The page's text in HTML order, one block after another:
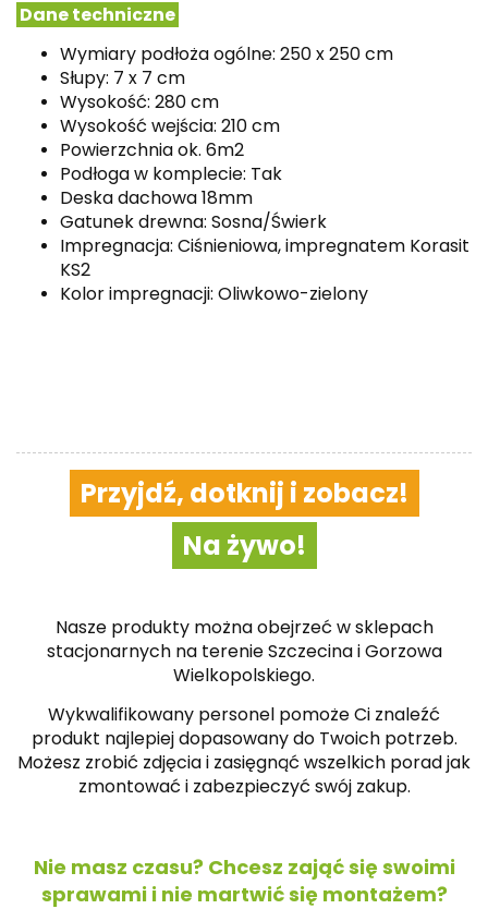
Dane techniczne
Wymiary podłoża ogólne: 250 x 250 cm
Słupy: 7 x 7 cm
Wysokość: 280 cm
Wysokość wejścia: 210 cm
Powierzchnia ok. 6m2
Podłoga w komplecie: Tak
Deska dachowa 18mm
Gatunek drewna: Sosna/Świerk
Impregnacja: Ciśnieniowa, impregnatem Korasit
KS2
Kolor impregnacji: Oliwkowo-zielony
Przyjdź, dotknij i zobacz!
Na żywo!
Nasze produkty można obejrzeć w sklepach
stacjonarnych na terenie Szczecina i Gorzowa
Wielkopolskiego.
Wykwalifikowany personel pomoże Ci znaleźć
produkt najlepiej dopasowany do Twoich potrzeb.
Możesz zrobić zdjęcia i zasięgnąć wszelkich porad jak
zmontować i zabezpieczyć swój zakup.
Nie masz czasu? Chcesz zająć się swoimi
sprawami i nie martwić się montażem?